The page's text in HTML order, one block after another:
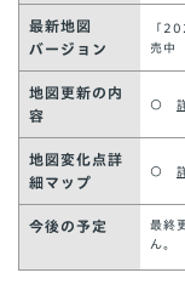
最新地図
バージョン
「
売中
地図更新の内
容
○
地図変化点詳
細マップ
○
今後の予定
最終
ん。